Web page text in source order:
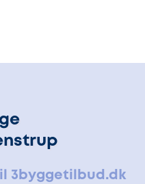
3byggetilbud.dk